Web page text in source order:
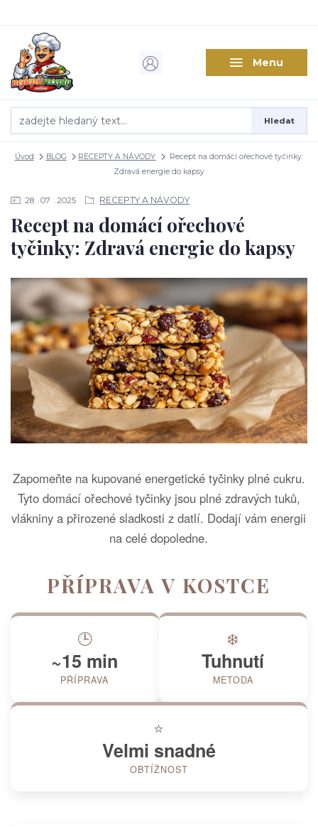
Menu
Hledat
Úvod BLOG RECEPTY A NÁVODY
Recept na domácí ořechové tyčinky:
Zdravá energie do kapsy
28 07 2025 RECEPTY A NÁVODY
Recept na domácí ořechové
tyčinky: Zdravá energie do kapsy
Zapomeňte na kupované energetické tyčinky plné cukru.
Tyto domácí ořechové tyčinky jsou plné zdravých tuků,
vlákniny a přirozené sladkosti z datlí. Dodají vám energii
na celé dopoledne.
PŘÍPRAVA V KOSTCE
🕒
~15 min
PŘÍPRAVA
❄️
Tuhnutí
METODA
⭐
Velmi snadné
OBTÍŽNOST